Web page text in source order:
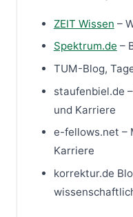
ZEIT Wissen –
Spektrum.de –
TUM-Blog,
staufenbiel.de
und Karriere
e-fellows.net –
Karriere
korrektur.de